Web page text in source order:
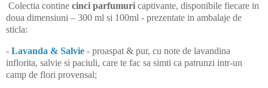
Colectia contine cinci parfumuri captivante, disponibile fiecare in
doua dimensiuni – 300 ml si 100ml - prezentate in ambalaje de
sticla:
- Lavanda & Salvie - proaspat & pur, cu note de lavandina
inflorita, salvie si paciuli, care te fac sa simti ca patrunzi intr-un
camp de flori provensal;